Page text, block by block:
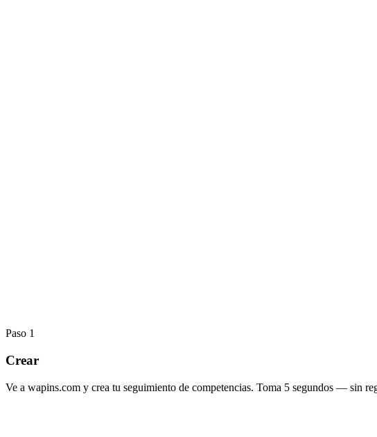
Paso 1
Crear
Ve a wapins.com y crea tu seguimiento de competencias. Toma 5 segundos — sin